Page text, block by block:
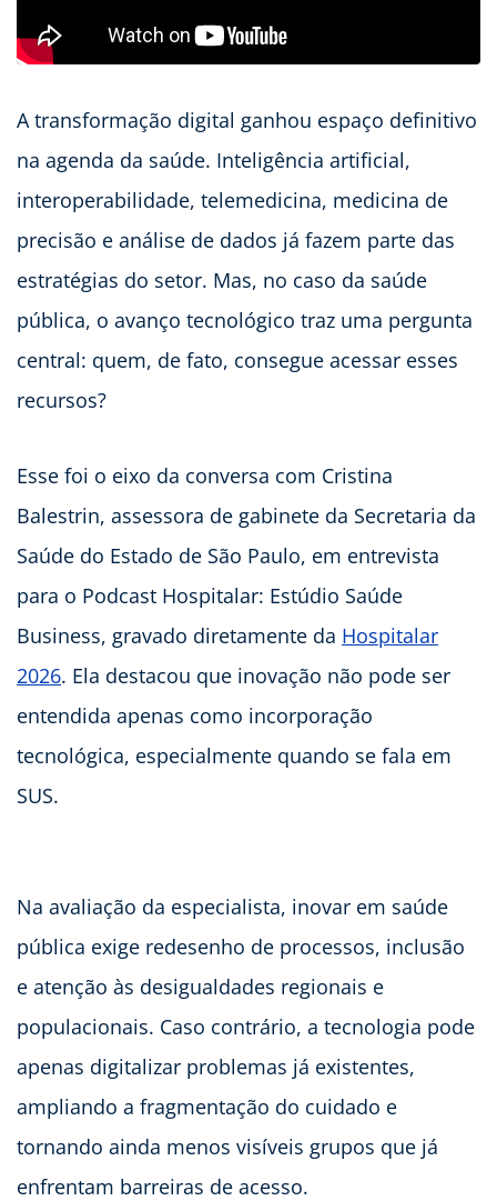
A transformação digital ganhou espaço definitivo
na agenda da saúde. Inteligência artificial,
interoperabilidade, telemedicina, medicina de
precisão e análise de dados já fazem parte das
estratégias do setor. Mas, no caso da saúde
pública, o avanço tecnológico traz uma pergunta
central: quem, de fato, consegue acessar esses
recursos?
Esse foi o eixo da conversa com Cristina
Balestrin, assessora de gabinete da Secretaria da
Saúde do Estado de São Paulo, em entrevista
para o Podcast Hospitalar: Estúdio Saúde
Business, gravado diretamente da Hospitalar
2026. Ela destacou que inovação não pode ser
entendida apenas como incorporação
tecnológica, especialmente quando se fala em
SUS.
Na avaliação da especialista, inovar em saúde
pública exige redesenho de processos, inclusão
e atenção às desigualdades regionais e
populacionais. Caso contrário, a tecnologia pode
apenas digitalizar problemas já existentes,
ampliando a fragmentação do cuidado e
tornando ainda menos visíveis grupos que já
enfrentam barreiras de acesso.